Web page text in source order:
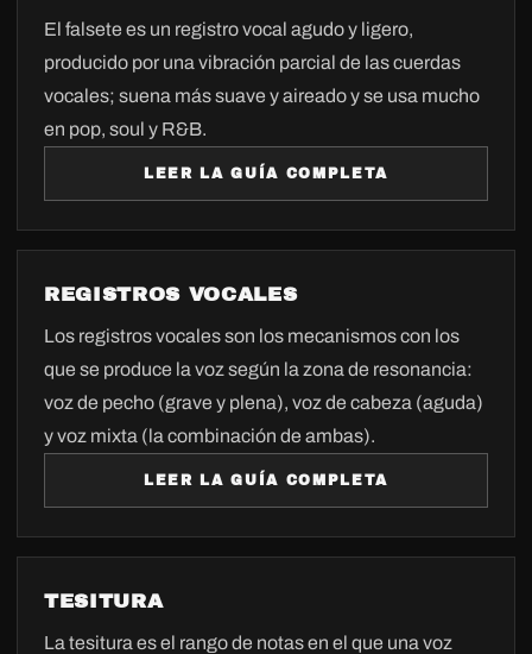
El falsete es un registro vocal agudo y ligero,
producido por una vibración parcial de las cuerdas
vocales; suena más suave y aireado y se usa mucho
en pop, soul y R&B.
LEER LA GUÍA COMPLETA
REGISTROS VOCALES
Los registros vocales son los mecanismos con los
que se produce la voz según la zona de resonancia:
voz de pecho (grave y plena), voz de cabeza (aguda)
y voz mixta (la combinación de ambas).
LEER LA GUÍA COMPLETA
TESITURA
La tesitura es el rango de notas en el que una voz